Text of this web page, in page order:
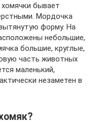
бывает
Мордочка
форму. На
небольшие,
большие, круглые,
часть животных
маленький,
незаметен в